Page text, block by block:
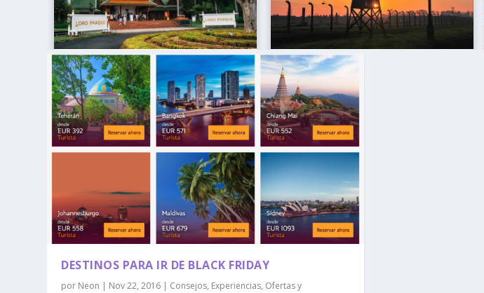
DESTINOS PARA IR DE BLACK FRIDAY
por Neon | Nov 22, 2016 | Consejos, Experiencias, Ofertas y